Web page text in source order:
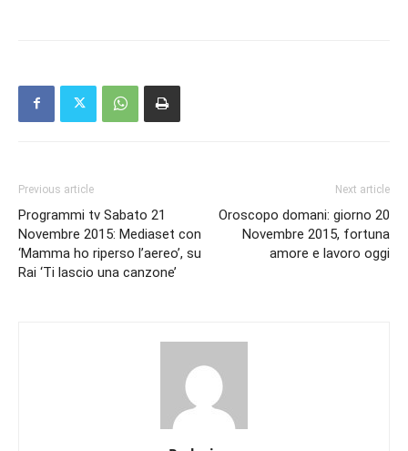
Previous article
Programmi tv Sabato 21
Novembre 2015: Mediaset con
‘Mamma ho riperso l’aereo’, su
Rai ‘Ti lascio una canzone’
Next article
Oroscopo domani: giorno 20
Novembre 2015, fortuna
amore e lavoro oggi